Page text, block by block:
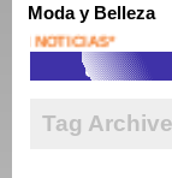
Moda y Belleza
Tag Archive |